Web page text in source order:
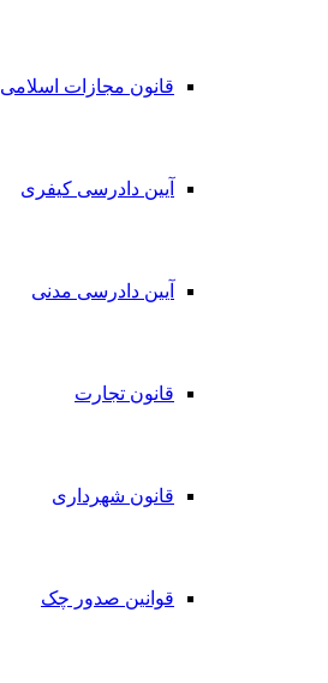
قانون مجازات اسلامی
آیین دادرسی کیفری
آیین دادرسی مدنی
قانون تجارت
قانون شهرداری
قوانین صدور چک